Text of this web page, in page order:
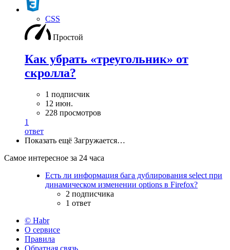
CSS
Простой
Как убрать «треугольник» от
скролла?
1 подписчик
12 июн.
228 просмотров
1
ответ
Показать ещё Загружается…
Самое интересное за 24 часа
Есть ли информация бага дублирования select при
динамическом изменении options в Firefox?
2 подписчика
1 ответ
© Habr
О сервисе
Правила